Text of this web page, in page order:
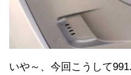
いや～、今回こうして